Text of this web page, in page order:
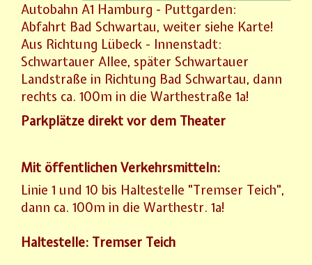
Autobahn A1 Hamburg - Puttgarden:
Abfahrt Bad Schwartau, weiter siehe Karte!
Aus Richtung Lübeck - Innenstadt:
Schwartauer Allee, später Schwartauer
Landstraße in Richtung Bad Schwartau, dann
rechts ca. 100m in die Warthestraße 1a!
Parkplätze direkt vor dem Theater
Mit öffentlichen Verkehrsmitteln:
Linie 1 und 10 bis Haltestelle "Tremser Teich",
dann ca. 100m in die Warthestr. 1a!
Haltestelle: Tremser Teich